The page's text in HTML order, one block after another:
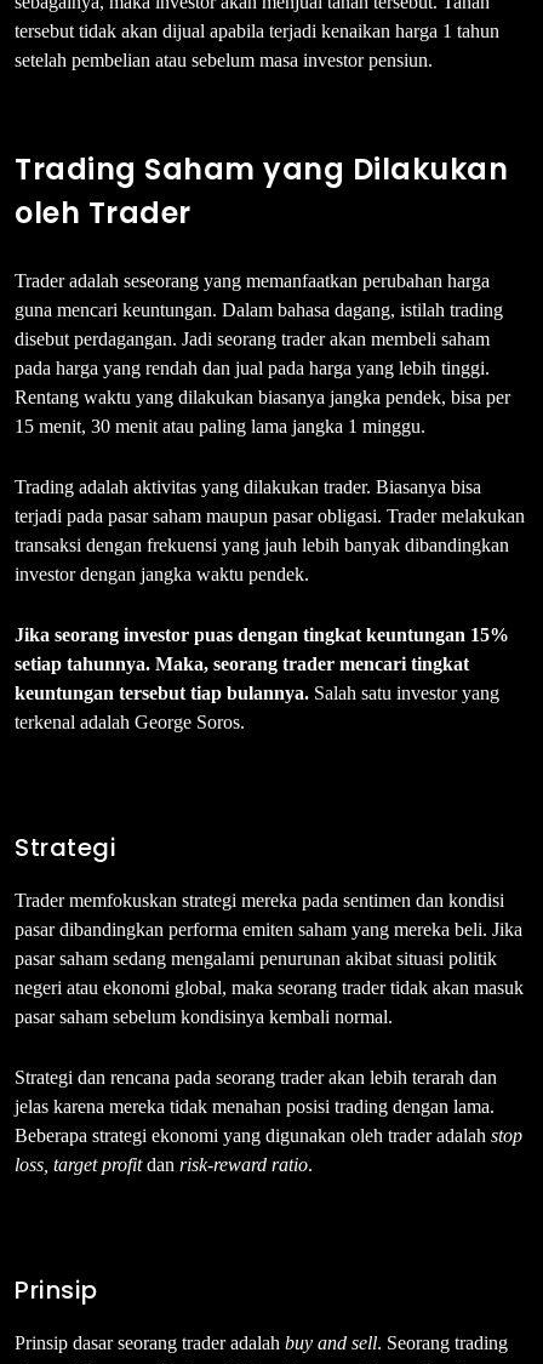
tersebut tidak akan dijual apabila terjadi kenaikan harga 1 tahun
setelah pembelian atau sebelum masa investor pensiun.
Trading Saham yang Dilakukan
oleh Trader
Trader adalah seseorang yang memanfaatkan perubahan harga
guna mencari keuntungan. Dalam bahasa dagang, istilah trading
disebut perdagangan. Jadi seorang trader akan membeli saham
pada harga yang rendah dan jual pada harga yang lebih tinggi.
Rentang waktu yang dilakukan biasanya jangka pendek, bisa per
15 menit, 30 menit atau paling lama jangka 1 minggu.
Trading adalah aktivitas yang dilakukan trader. Biasanya bisa
terjadi pada pasar saham maupun pasar obligasi. Trader melakukan
transaksi dengan frekuensi yang jauh lebih banyak dibandingkan
investor dengan jangka waktu pendek.
Jika seorang investor puas dengan tingkat keuntungan 15%
setiap tahunnya. Maka, seorang trader mencari tingkat
keuntungan tersebut tiap bulannya. Salah satu investor yang
terkenal adalah George Soros.
Strategi
Trader memfokuskan strategi mereka pada sentimen dan kondisi
pasar dibandingkan performa emiten saham yang mereka beli. Jika
pasar saham sedang mengalami penurunan akibat situasi politik
negeri atau ekonomi global, maka seorang trader tidak akan masuk
pasar saham sebelum kondisinya kembali normal.
Strategi dan rencana pada seorang trader akan lebih terarah dan
jelas karena mereka tidak menahan posisi trading dengan lama.
Beberapa strategi ekonomi yang digunakan oleh trader adalah stop
loss, target profitdan risk-reward ratio.
Prinsip
Prinsip dasar seorang trader adalah buy and sell. Seorang trading